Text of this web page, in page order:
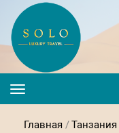
Toggle
navigation
Главная /Танзания